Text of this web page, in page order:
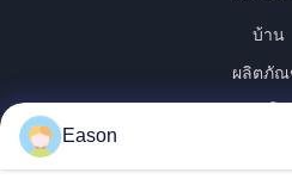
บ้าน
ผลิตภั
Eason